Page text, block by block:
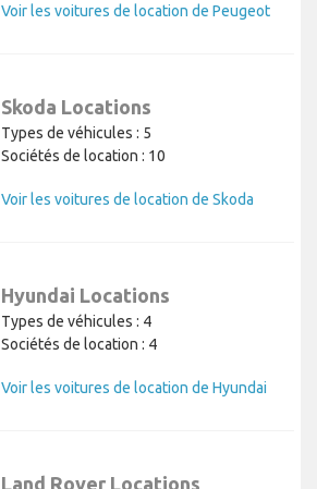
Voir les voitures de location de Peugeot
Skoda Locations
Types de véhicules : 5
Sociétés de location : 10
Voir les voitures de location de Skoda
Hyundai Locations
Types de véhicules : 4
Sociétés de location : 4
Voir les voitures de location de Hyundai
Land Rover Locations